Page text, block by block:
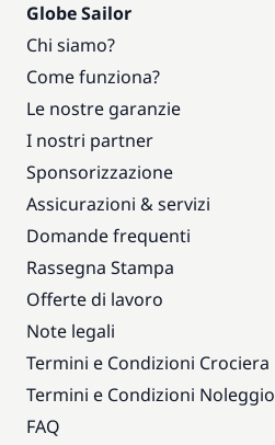
Globe Sailor
Chi siamo?
Come funziona?
Le nostre garanzie
I nostri partner
Sponsorizzazione
Assicurazioni & servizi
Domande frequenti
Rassegna Stampa
Offerte di lavoro
Note legali
Termini e Condizioni Crociera
Termini e Condizioni Noleggio
FAQ